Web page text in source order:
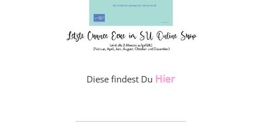
Diese findest Du Hier